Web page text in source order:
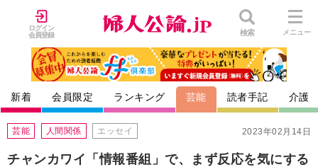
ログイン
会員登録
検索 メニュー
新着 会員限定 ランキング 芸能 読者手記 介護
2023年02月14日
芸能 人間関係 エッセイ
チャンカワイ「情報番組」で、まず反応を気にする